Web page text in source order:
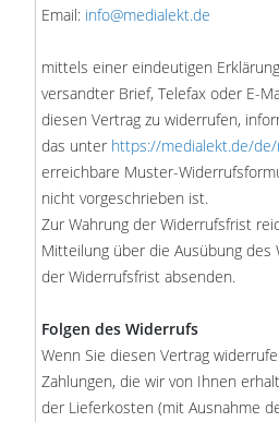
Email: info@medialekt.de
mittels einer eindeutigen
versandter Brief, Telefax oder E-
diesen Vertrag zu widerrufen,
das unter https://medialekt.de/
erreichbare Muster-
nicht vorgeschrieben ist.
Zur Wahrung der Widerrufsfrist
Mitteilung über die Ausübung des
der Widerrufsfrist absenden.
Folgen des Widerrufs
Wenn Sie diesen Vertrag
Zahlungen, die wir von Ihnen
der Lieferkosten (mit Ausnahme